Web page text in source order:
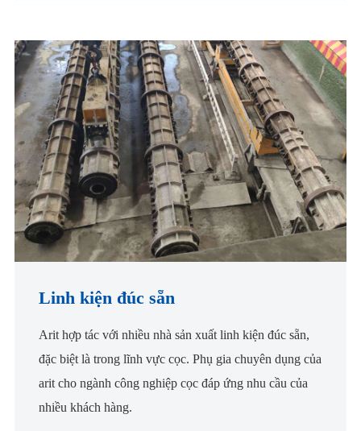
Linh kiện đúc sẵn
Arit hợp tác với nhiều nhà sản xuất linh kiện đúc sẵn,
đặc biệt là trong lĩnh vực cọc. Phụ gia chuyên dụng của
arit cho ngành công nghiệp cọc đáp ứng nhu cầu của
nhiều khách hàng.